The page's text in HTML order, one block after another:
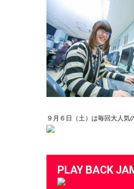
９月６日（土）は毎回大人気
PLAY BACK